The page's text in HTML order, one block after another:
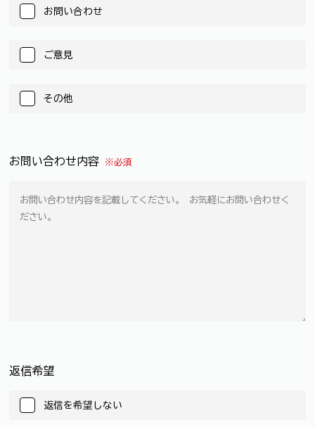
お問い合わせ
ご意見
その他
お問い合わせ内容 ※必須
返信希望
返信を希望しない